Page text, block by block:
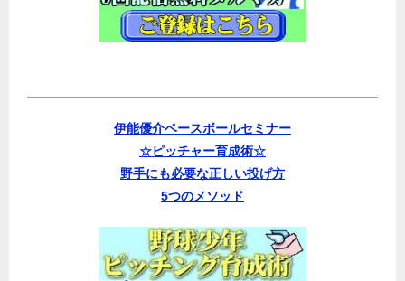
伊能優介ベースボールセミナー
☆ピッチャー育成術☆
野手にも必要な正しい投げ方
5つのメソッド